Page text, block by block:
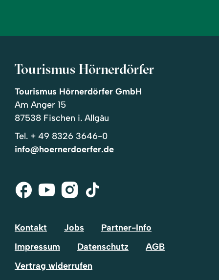
Tourismus Hörnerdörfer
Tourismus Hörnerdörfer GmbH
Am Anger 15
87538 Fischen i. Allgäu
Tel. + 49 8326 3646-0
info@hoernerdoerfer.de
Facebook
Youtube
Instagram
Tik-
Kontakt Jobs
Partner-Info
Impressum
Datenschutz
AGB
Vertrag widerrufen